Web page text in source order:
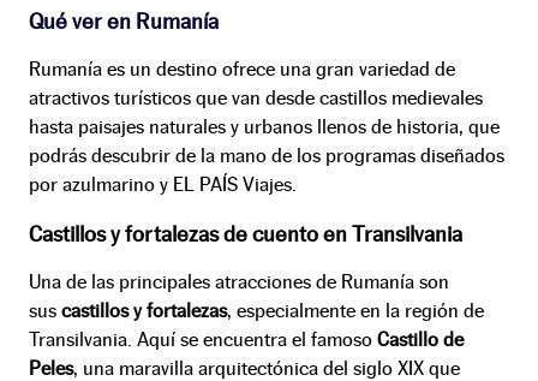
Qué ver en Rumanía
Rumanía es un destino ofrece una gran variedad de
atractivos turísticos que van desde castillos medievales
hasta paisajes naturales y urbanos llenos de historia, que
podrás descubrir de la mano de los programas diseñados
por azulmarino y EL PAÍS Viajes.
Castillos y fortalezas de cuento en Transilvania
Una de las principales atracciones de Rumanía son
sus castillos y fortalezas, especialmente en la región de
Transilvania. Aquí se encuentra el famoso Castillo de
Peles, una maravilla arquitectónica del siglo XIX que